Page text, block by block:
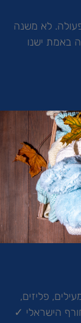
לא משנה
באמת ישנו
פליזים,
הישראלי ✓